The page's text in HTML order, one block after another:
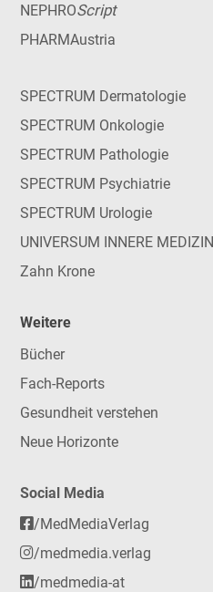
NEPHROScript
PHARMAustria
SPECTRUM Dermatologie
SPECTRUM Onkologie
SPECTRUM Pathologie
SPECTRUM Psychiatrie
SPECTRUM Urologie
UNIVERSUM INNERE MEDIZIN
Zahn Krone
Weitere
Bücher
Fach-Reports
Gesundheit verstehen
Neue Horizonte
Social Media
/MedMediaVerlag
/medmedia.verlag
/medmedia-at